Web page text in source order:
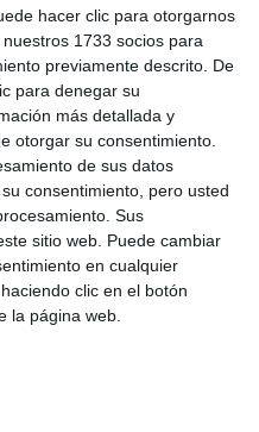
hacer clic para otorgarnos
1733 socios para
previamente descrito. De
para denegar su
más detallada y
otorgar su consentimiento.
de sus datos
consentimiento, pero usted
Sus
sitio web. Puede cambiar
en cualquier
clic en el botón
la página web.